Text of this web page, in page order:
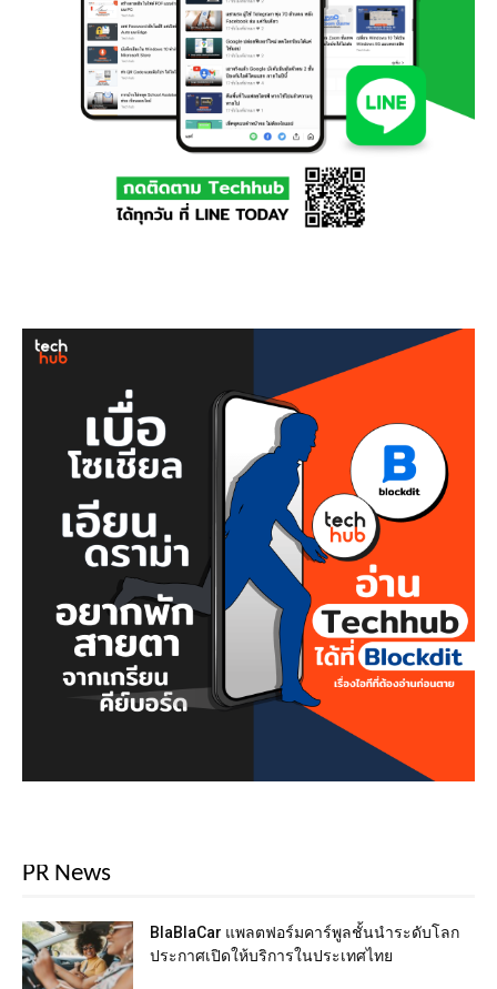
PR News
BlaBlaCar แพลตฟอร์มคาร์พูลชั้นนำระดับโลก
ประกาศเปิดให้บริการในประเทศไทย